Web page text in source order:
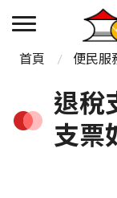
首頁 便民服
退稅
支票